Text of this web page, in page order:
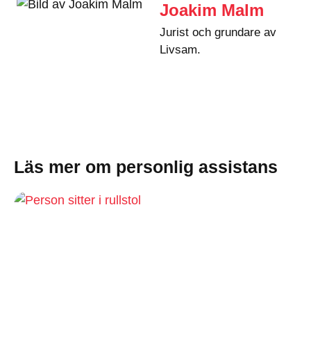
Joakim Malm
Jurist och grundare av
Livsam.
Läs mer om personlig assistans